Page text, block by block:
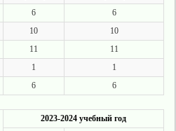
6
6
10
10
11
11
1
1
6 6
2023-2024 учебный год